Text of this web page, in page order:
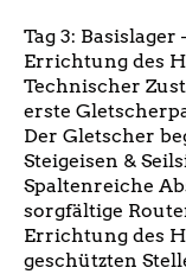
Tag 3:
Errichtung des
Technischer
erste
Der Gletscher
Steigeisen &
Spaltenreiche
sorgfältige
Errichtung des
geschützten